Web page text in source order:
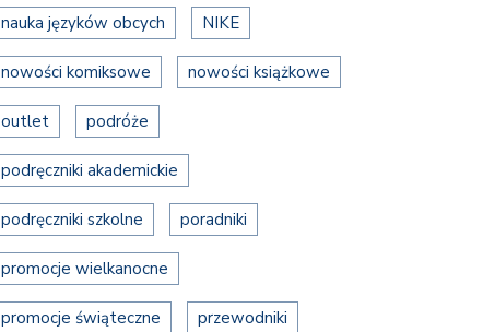
nauka języków obcych NIKE
nowości komiksowe nowości książkowe
outlet podróże
podręczniki akademickie
podręczniki szkolne poradniki
promocje wielkanocne
promocje świąteczne przewodniki